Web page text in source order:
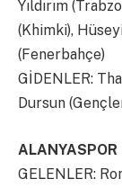
Yıldırım
(Khimki),
(Fenerbahçe)
GİDENLER:
Dursun
ALANYASPOR
GELENLER: